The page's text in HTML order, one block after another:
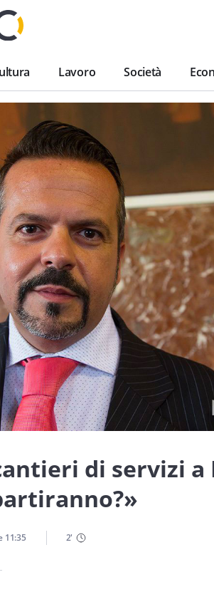
Lavoro Società
di servizi a
11:35 2'